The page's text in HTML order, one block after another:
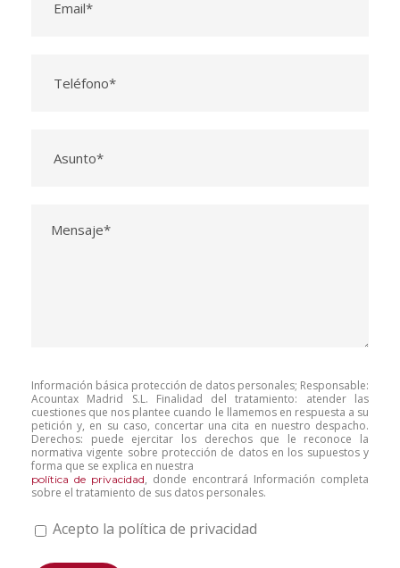
Información básica protección de datos personales; Responsable:
Acountax Madrid S.L. Finalidad del tratamiento: atender las
cuestiones que nos plantee cuando le llamemos en respuesta a su
petición y, en su caso, concertar una cita en nuestro despacho.
Derechos: puede ejercitar los derechos que le reconoce la
normativa vigente sobre protección de datos en los supuestos y
forma que se explica en nuestra
política de privacidad, donde encontrará Información completa
sobre el tratamiento de sus datos personales.
Acepto la política de privacidad